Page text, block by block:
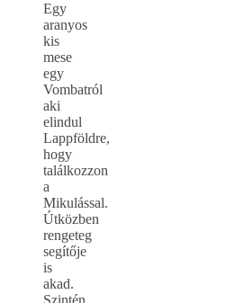
Egy
aranyos
kis
mese
egy
Vombatról
aki
elindul
Lappföldre,
hogy
találkozzon
a
Mikulással.
Útközben
rengeteg
segítője
is
akad.